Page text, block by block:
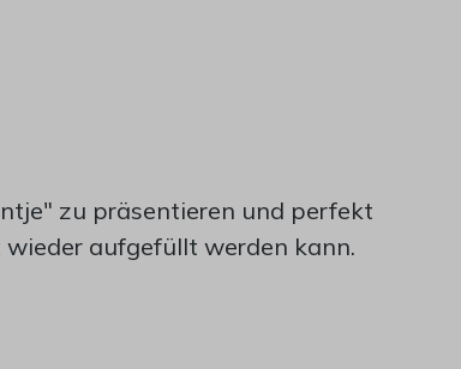
zu präsentieren und perfekt
aufgefüllt werden kann.